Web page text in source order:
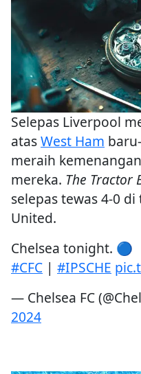
Selepas Liverpool
atasWest Ham
meraih
mereka. The Tractor
selepas tewas 4-0
United.
Chelsea tonight. 🔵
#CFC | #IPSCHE
— Chelsea FC
2024